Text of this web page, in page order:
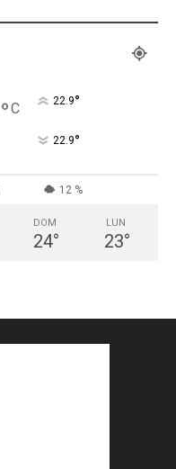
°C 22.9°
22.9°
12 %
DOM
24°
LUN
23°